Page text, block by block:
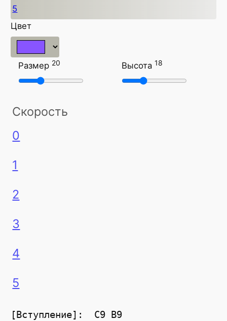
5
Цвет
Размер 20 Высота18
Скорость
0
1
2
3
4
5
[Вступление]:  C9 B9